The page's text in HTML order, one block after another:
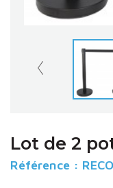
Lot de 2
Référence :